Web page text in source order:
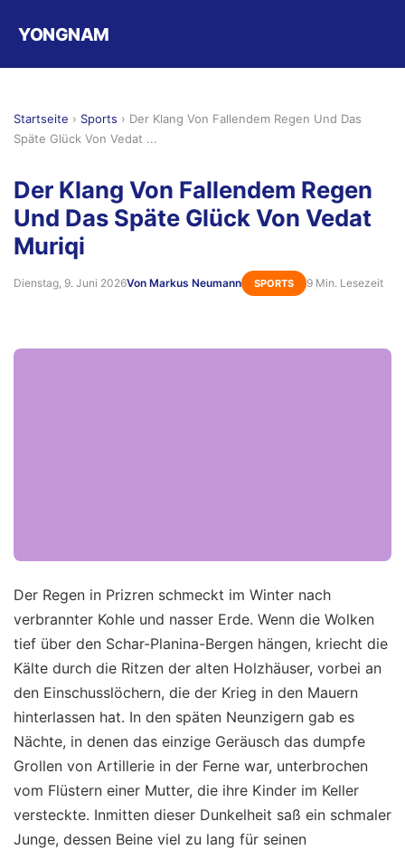
YONGNAM
Startseite › Sports › Der Klang Von Fallendem Regen Und Das
Späte Glück Von Vedat ...
Der Klang Von Fallendem Regen
Und Das Späte Glück Von Vedat
Muriqi
Dienstag, 9. Juni 2026Von Markus Neumann SPORTS 9 Min. Lesezeit
Der Regen in Prizren schmeckt im Winter nach
verbrannter Kohle und nasser Erde. Wenn die Wolken
tief über den Schar-Planina-Bergen hängen, kriecht die
Kälte durch die Ritzen der alten Holzhäuser, vorbei an
den Einschusslöchern, die der Krieg in den Mauern
hinterlassen hat. In den späten Neunzigern gab es
Nächte, in denen das einzige Geräusch das dumpfe
Grollen von Artillerie in der Ferne war, unterbrochen
vom Flüstern einer Mutter, die ihre Kinder im Keller
versteckte. Inmitten dieser Dunkelheit saß ein schmaler
Junge, dessen Beine viel zu lang für seinen